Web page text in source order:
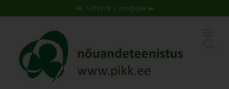
to
Tel: 5201078 | info@pikk.ee